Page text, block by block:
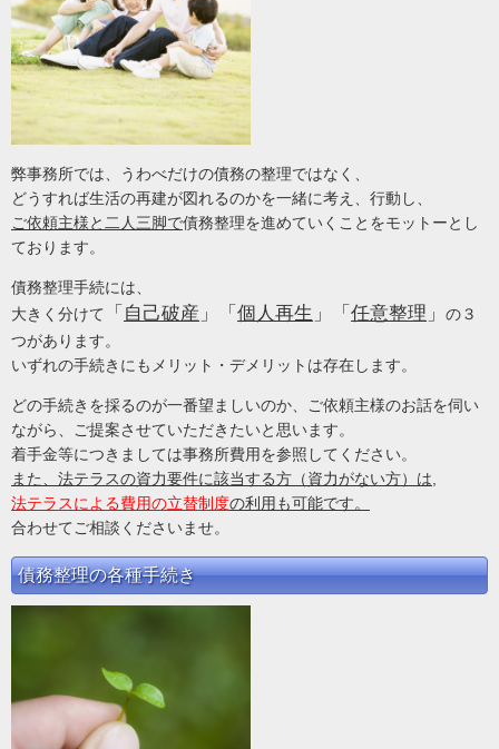
弊事務所では、うわべだけの債務の整理ではなく、
どうすれば生活の再建が図れるのかを一緒に考え、行動し、
ご依頼主様と二人三脚で債務整理を進めていくことをモットーとし
ております。
債務整理手続には、
大きく分けて
「 自己破産 」「 個人再生 」「 任意整理 」 の３
つがあります。
いずれの手続きにもメリット・デメリットは存在します。
どの手続きを採るのが一番望ましいのか、ご依頼主様のお話を伺い
ながら、ご提案させていただきたいと思います。
着手金等につきましては事務所費用を参照してください。
また、 法テラスの資力要件に該当する方（資力がない方）は,
法テラスによる費用の立替制度の利用も可能です。
合わせてご相談くださいませ。
債務整理の各種手続き